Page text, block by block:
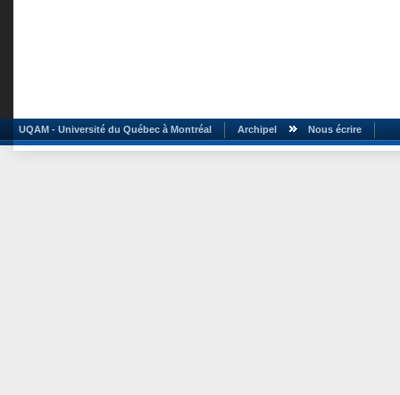
UQAM - Université du Québec à Montréal Archipel Nous écrire